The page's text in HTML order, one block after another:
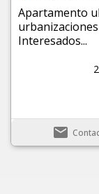
Apartamento
urbanizaciones
Interesados...
2
email